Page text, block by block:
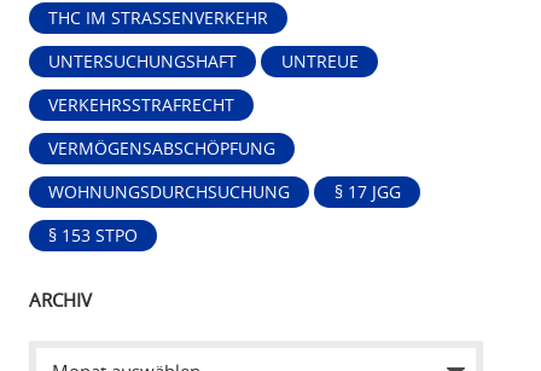
THC IM STRASSENVERKEHR
UNTERSUCHUNGSHAFT UNTREUE
VERKEHRSSTRAFRECHT
VERMÖGENSABSCHÖPFUNG
WOHNUNGSDURCHSUCHUNG § 17 JGG
§ 153 STPO
ARCHIV